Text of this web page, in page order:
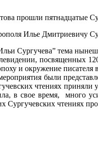
прошли пятнадцатые
Илье Дмитриевичу
Сургучева” тема
посвященных
и окружение писателя
были
чтениях
свое время, много
Сургучевских чтениях